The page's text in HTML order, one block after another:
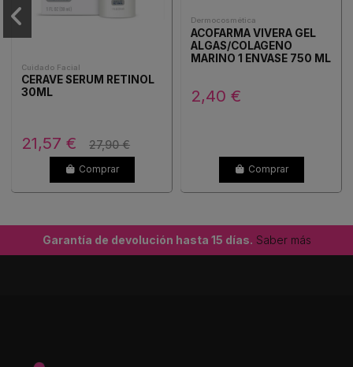
Cuidado Facial
CERAVE SERUM RETINOL
30ML
21,57 € 27,90 €
Comprar
Dermocosmética
ACOFARMA VIVERA GEL
ALGAS/COLAGENO
MARINO 1 ENVASE 750 ML
2,40 €
Comprar
Garantía de devolución hasta 15 días. Saber más